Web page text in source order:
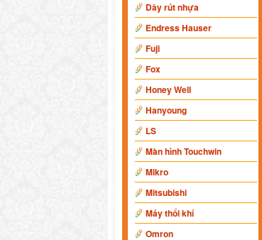
Dây rút nhựa
Endress Hauser
Fuji
Fox
Honey Well
Hanyoung
LS
Màn hình Touchwin
Mikro
Mitsubishi
Máy thổi khí
Omron